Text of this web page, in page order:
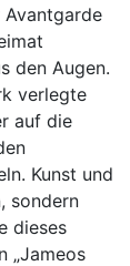
Avantgarde
den Augen.
verlegte
auf die
Kunst und
sondern
dieses
„Jameos